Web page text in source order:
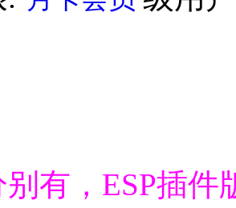
别有，ESP插